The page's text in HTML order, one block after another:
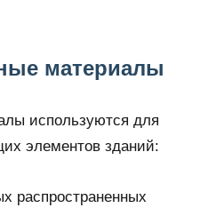
материалы
используются для
элементов зданий:
распространенных